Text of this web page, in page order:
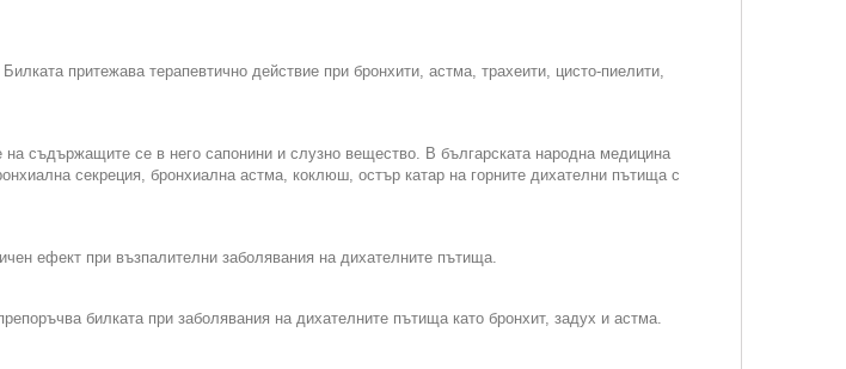
притежава терапевтично действие при бронхити, астма, трахеити, цисто-пиелити,
съдържащите се в него сапонини и слузно вещество. В българската народна медицина
секреция, бронхиална астма, коклюш, остър катар на горните дихателни пътища с
ефект при възпалителни заболявания на дихателните пътища.
билката при заболявания на дихателните пътища като бронхит, задух и астма.